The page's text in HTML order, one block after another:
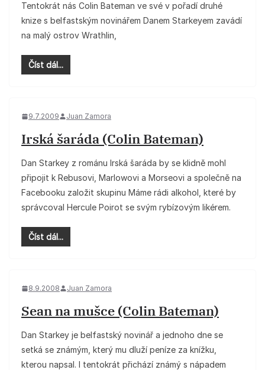
Tentokrát nás Colin Bateman ve své v pořadí druhé
knize s belfastským novinářem Danem Starkeyem zavádí
na malý ostrov Wrathlin,
Číst dál...
9.7.2009 Juan Zamora
Irská šaráda (Colin Bateman)
Dan Starkey z románu Irská šaráda by se klidně mohl
připojit k Rebusovi, Marlowovi a Morseovi a společně na
Facebooku založit skupinu Máme rádi alkohol, které by
správcoval Hercule Poirot se svým rybízovým likérem.
Číst dál...
8.9.2008 Juan Zamora
Sean na mušce (Colin Bateman)
Dan Starkey je belfastský novinář a jednoho dne se
setká se známým, který mu dluží peníze za knížku,
kterou napsal. I tentokrát přichází známý s nápadem